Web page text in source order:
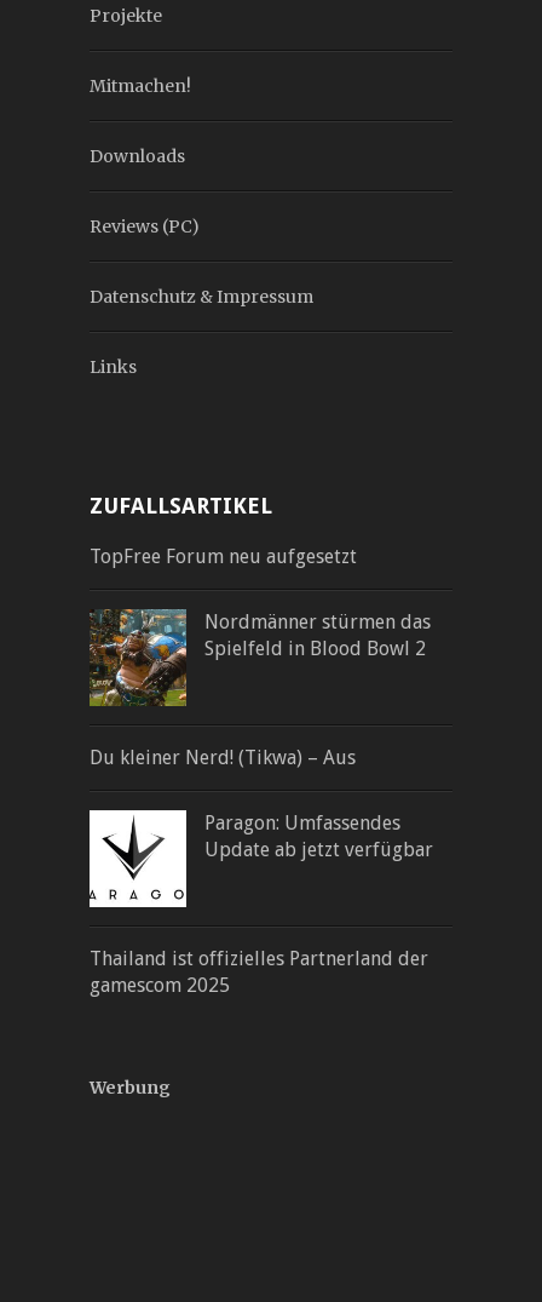
Projekte
Mitmachen!
Downloads
Reviews (PC)
Datenschutz & Impressum
Links
ZUFALLSARTIKEL
TopFree Forum neu aufgesetzt
Nordmänner stürmen das
Spielfeld in Blood Bowl 2
Du kleiner Nerd! (Tikwa) – Aus
Paragon: Umfassendes
Update ab jetzt verfügbar
Thailand ist offizielles Partnerland der
gamescom 2025
Werbung